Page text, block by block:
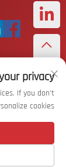
حقوق النشر ©
محفوظة
privacy
If you don't
cookies.